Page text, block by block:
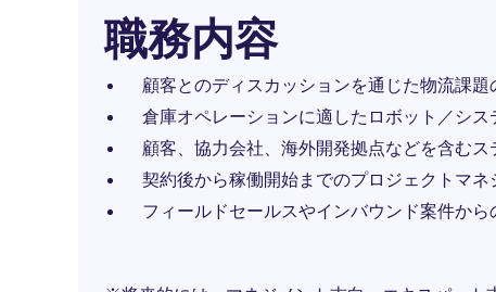
職務内容
顧客とのディスカッションを通じた物流課題
倉庫オペレーションに適したロボット／シ
顧客、協力会社、海外開発拠点などを含む
契約後から稼働開始までのプロジェクトマネ
フィールドセールスやインバウンド案件か